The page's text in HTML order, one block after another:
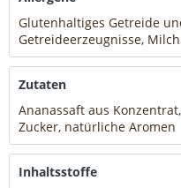
Glutenhaltiges Getreide
Getreideerzeugnisse,
Zutaten
Ananassaft aus
Zucker, natürliche Aromen
Inhaltsstoffe